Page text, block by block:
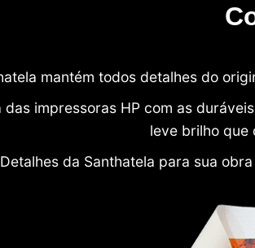
mantém todos detalhes do
impressoras HP com as
leve brilho que
Detalhes da Santhatela para sua